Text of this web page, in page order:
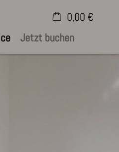
Jetzt buchen
0,00 €
leer